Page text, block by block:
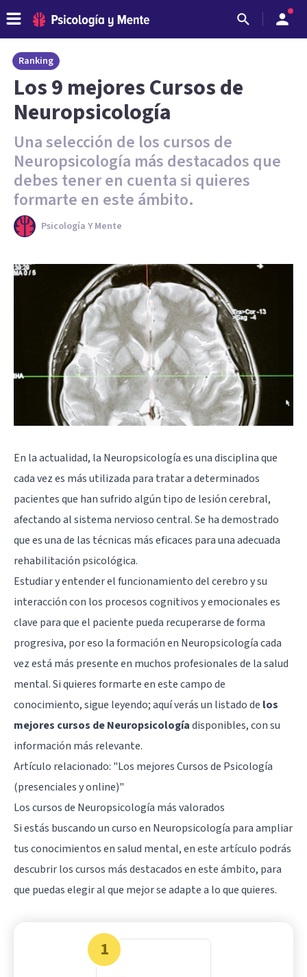
Ranking
Los 9 mejores Cursos de
Neuropsicología
Una selección de los cursos de
Neuropsicología más destacados que
debes tener en cuenta si quieres
formarte en este ámbito.
Psicología Y Mente
En la actualidad, la Neuropsicología es una disciplina que
cada vez es más utilizada para tratar a determinados
pacientes que han sufrido algún tipo de lesión cerebral,
afectando al sistema nervioso central. Se ha demostrado
que es una de las técnicas más eficaces para una adecuada
rehabilitación psicológica.
Estudiar y entender el funcionamiento del cerebro y su
interacción con los procesos cognitivos y emocionales es
clave para que el paciente pueda recuperarse de forma
progresiva, por eso la formación en Neuropsicología cada
vez está más presente en muchos profesionales de la salud
mental. Si quieres formarte en este campo de
conocimiento, sigue leyendo; aquí verás un listado de los
mejores cursos de Neuropsicologíadisponibles, con su
información más relevante.
Artículo relacionado: "Los mejores Cursos de Psicología
(presenciales y online)"
Los cursos de Neuropsicología más valorados
Si estás buscando un curso en Neuropsicología para ampliar
tus conocimientos en salud mental, en este artículo podrás
descubrir los cursos más destacados en este ámbito, para
que puedas elegir al que mejor se adapte a lo que quieres.
1